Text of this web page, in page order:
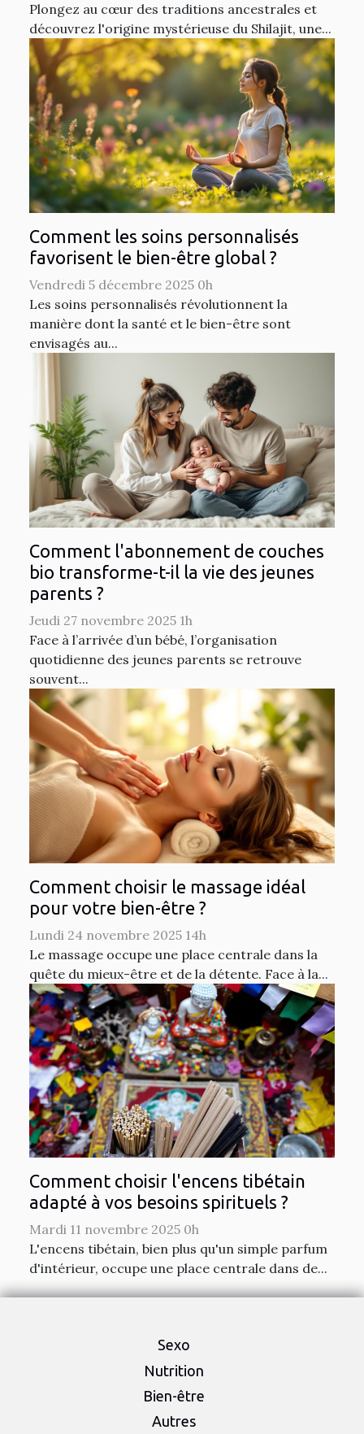
Plongez au cœur des traditions ancestrales et
découvrez l'origine mystérieuse du Shilajit, une...
Comment les soins personnalisés
favorisent le bien-être global ?
Vendredi 5 décembre 2025 0h
Les soins personnalisés révolutionnent la
manière dont la santé et le bien-être sont
envisagés au...
Comment l'abonnement de couches
bio transforme-t-il la vie des jeunes
parents ?
Jeudi 27 novembre 2025 1h
Face à l’arrivée d’un bébé, l’organisation
quotidienne des jeunes parents se retrouve
souvent...
Comment choisir le massage idéal
pour votre bien-être ?
Lundi 24 novembre 2025 14h
Le massage occupe une place centrale dans la
quête du mieux-être et de la détente. Face à la...
Comment choisir l'encens tibétain
adapté à vos besoins spirituels ?
Mardi 11 novembre 2025 0h
L'encens tibétain, bien plus qu'un simple parfum
d'intérieur, occupe une place centrale dans de...
Sexo
Nutrition
Bien-être
Autres